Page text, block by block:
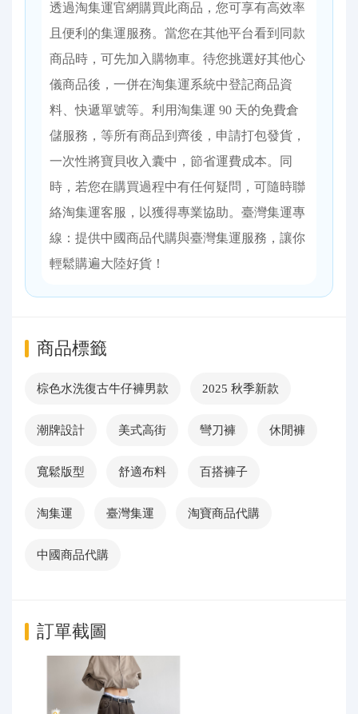
透過淘集運官網購買此商品，您可享有高效率
且便利的集運服務。當您在其他平台看到同款
商品時，可先加入購物車。待您挑選好其他心
儀商品後，一併在淘集運系統中登記商品資
料、快遞單號等。利用淘集運 90 天的免費倉
儲服務，等所有商品到齊後，申請打包發貨，
一次性將寶貝收入囊中，節省運費成本。同
時，若您在購買過程中有任何疑問，可隨時聯
絡淘集運客服，以獲得專業協助。臺灣集運專
線：提供中國商品代購與臺灣集運服務，讓你
輕鬆購遍大陸好貨！
商品標籤
棕色水洗復古牛仔褲男款 2025 秋季新款
潮牌設計 美式高街 彎刀褲 休閒褲
寬鬆版型 舒適布料 百搭褲子
淘集運 臺灣集運 淘寶商品代購
中國商品代購
訂單截圖